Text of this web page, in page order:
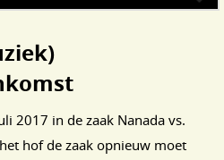
2017 in de zaak Nanada vs.
hof de zaak opnieuw moet